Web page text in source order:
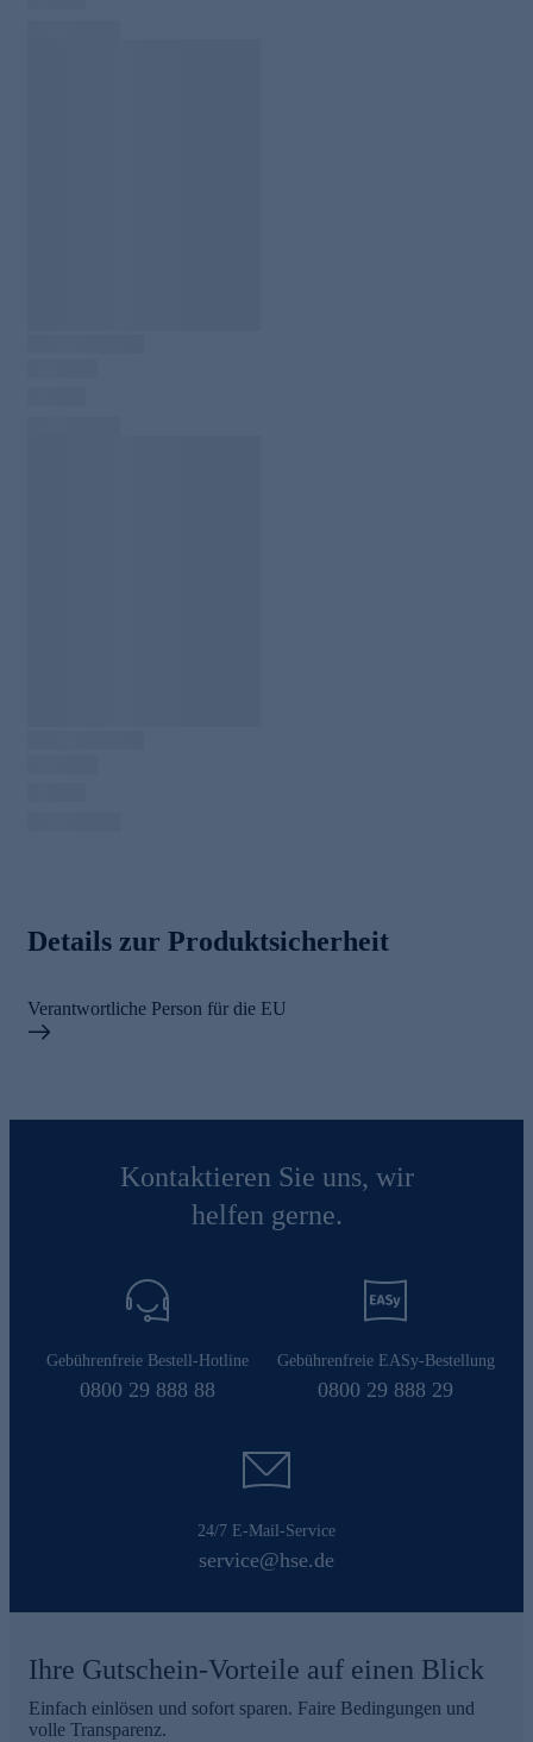
Details zur Produktsicherheit
Verantwortliche Person für die EU
Kontaktieren Sie uns, wir
helfen gerne.
Gebührenfreie Bestell-Hotline
0800 29 888 88
Gebührenfreie EASy-Bestellung
0800 29 888 29
24/7 E-Mail-Service
service@hse.de
Ihre Gutschein-Vorteile auf einen Blick
Einfach einlösen und sofort sparen. Faire Bedingungen und
volle Transparenz.